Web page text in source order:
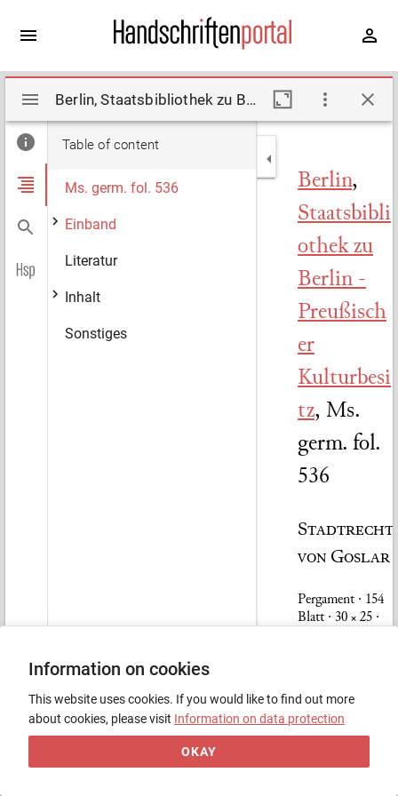
Mirador
viewer
Berlin, Staatsbibliothek zu Berlin - Preußischer Kulturbesitz, Ms. germ. fol. 536. Description by Degering, Hermann, Riecke, Anne-Beate (2005)
Table of content
Ms. germ. fol. 536
Einband
Literatur
Inhalt
Sonstiges
Berlin,
Staatsbibli
othek zu
Berlin -
Preußisch
er
Kulturbesi
tz, Ms.
germ. fol.
536
Stadtrecht
von Goslar
Pergament · 154
Blatt · 30 × 25 ·
Einband
Leder
(dunkelbraun) :
Information on cookies
This website uses cookies. If you would like to find out more
about cookies, please visit Information on data protection
OKAY